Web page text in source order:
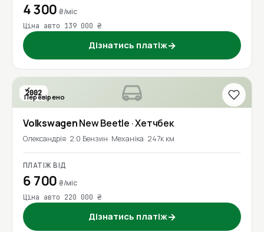
4 300₴/міс
Ціна авто 139 000 ₴
Дізнатись платіж→
2002
Перевірено
VolkswagenNew Beetle · Хетчбек
Олександрія 2.0 Бензин Механіка 247к км
ПЛАТІЖ ВІД
6 700₴/міс
Ціна авто 220 000 ₴
Дізнатись платіж→